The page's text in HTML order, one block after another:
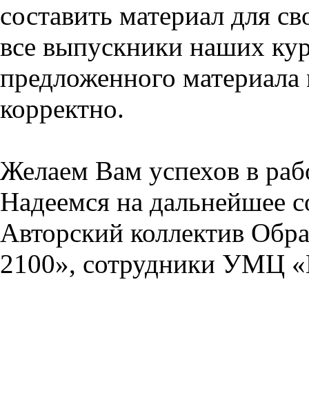
составить материал для
все выпускники наших
предложенного
корректно.
Желаем Вам успехов в
Надеемся на дальнейшее
Авторский коллектив
2100», сотрудники УМЦ